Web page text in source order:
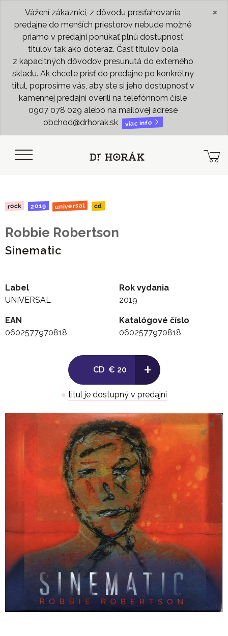
Vážení zákazníci, z dôvodu presťahovania
predajne do menších priestorov nebude možné
priamo v predajni ponúkať plnú dostupnosť
titulov tak ako doteraz. Časť titulov bola
z kapacitných dôvodov presunutá do externého
skladu. Ak chcete prísť do predajne po konkrétny
titul, poprosíme vás, aby ste si jeho dostupnosť v
kamennej predajni overili na telefónnom čísle
0907 078 029 alebo na mailovej adrese
obchod@drhorak.sk
viac info
×
rock 2019 universal cd
Robbie Robertson
Sinematic
Label
UNIVERSAL
Rok vydania
2019
EAN
0602577970818
Katalógové číslo
0602577970818
CD € 20 +
● titul je dostupný v predajni